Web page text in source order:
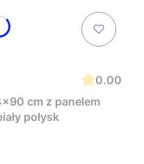
0.00
cm z panelem
połysk